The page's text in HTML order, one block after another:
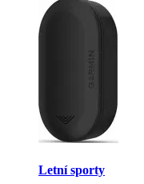
Letní sporty